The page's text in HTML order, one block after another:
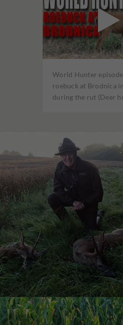

World Hunter
roebuck at Brodnica
during the rut (Deer